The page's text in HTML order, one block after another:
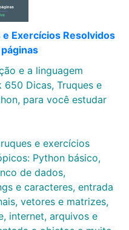
Exercícios Resolvidos
e a linguagem
Dicas, Truques e
para você estudar
e exercícios
Python básico,
de dados,
e caracteres, entrada
vetores e matrizes,
internet, arquivos e